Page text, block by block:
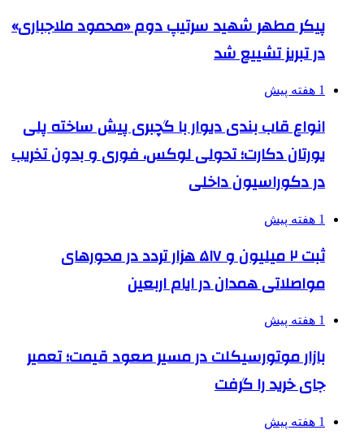
پیکر مطهر شهید سرتیپ دوم «محمود ملاجباری»
در تبریز تشییع شد
1 هفته پیش
انواع قاب بندی دیوار با گچبری پیش ساخته پلی
یورتان دکارت؛ تحولی لوکس، فوری و بدون تخریب
در دکوراسیون داخلی
1 هفته پیش
ثبت ۲ میلیون و ۵۱۷ هزار تردد در محورهای
مواصلاتی همدان در ایام اربعین
1 هفته پیش
بازار موتورسیکلت در مسیر صعود قیمت؛ تعمیر
جای خرید را گرفت
1 هفته پیش